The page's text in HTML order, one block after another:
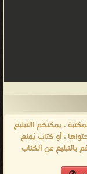
، يمكنكم االتبليغ
، أو كتاب يُمنع
عن الكتاب